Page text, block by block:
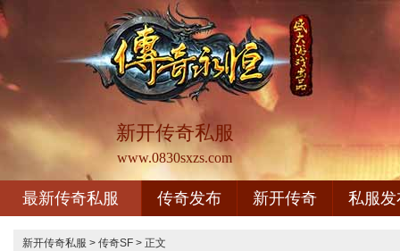
新开传奇私服
www.0830sxzs.com
最新传奇私服 传奇发布 新开传奇 私服发
新开传奇私服 > 传奇SF > 正文